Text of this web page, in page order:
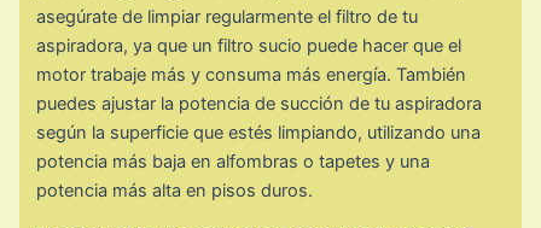
asegúrate de limpiar regularmente el filtro de tu
aspiradora, ya que un filtro sucio puede hacer que el
motor trabaje más y consuma más energía. También
puedes ajustar la potencia de succión de tu aspiradora
según la superficie que estés limpiando, utilizando una
potencia más baja en alfombras o tapetes y una
potencia más alta en pisos duros.